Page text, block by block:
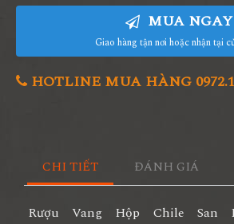
MUA NGAY
Giao hàng tận nơi hoặc nhận tại
HOTLINE MUA HÀNG
CHI TIẾT ĐÁNH GIÁ
Rượu Vang Hộp Chile San